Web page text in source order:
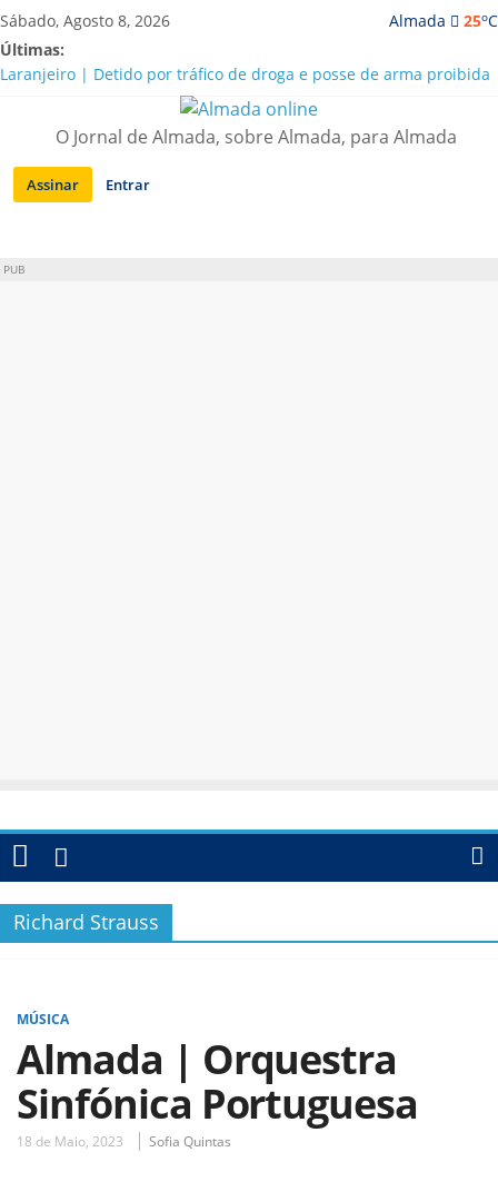
Saltar
para
conteúdo
Almada 25oC
Sábado, Agosto 8, 2026
Últimas:
Laranjeiro | Detido por tráfico de droga e posse de arma proibida
A “crise” da água em Almada: ilações e ensinamentos necessários
Costa da Caparica | Polícia Marítima e ASAE detectam
irregularidades em habitações e restaurantes
APA diz que falta de água em Almada “foi um problema de má
O Jornal de Almada, sobre Almada, para Almada
Assinar Entrar
PUB
Richard Strauss
MÚSICA
Almada | Orquestra
Sinfónica Portuguesa
18 de Maio, 2023 Sofia Quintas